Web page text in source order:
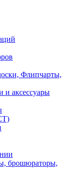
Флипчарты,
и аксессуары
брошюраторы,